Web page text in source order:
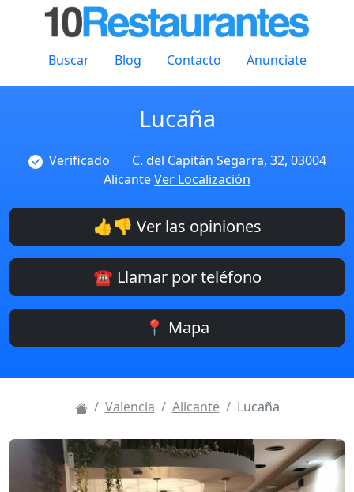
Buscar Blog Contacto Anunciate
Lucaña
Verificado
C. del Capitán Segarra, 32, 03004
AlicanteVer Localización
👍👎 Ver las opiniones
☎️ Llamar por teléfono
📍 Mapa
Valencia Alicante Lucaña